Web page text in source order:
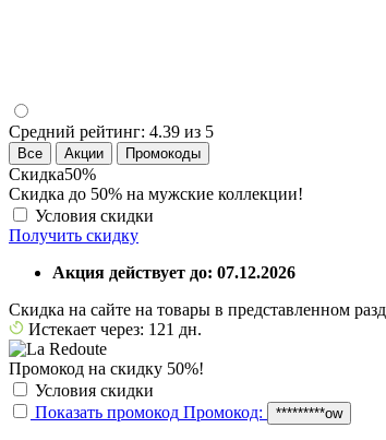
Средний рейтинг: 4.39 из 5
Все Акции Промокоды
Скидка50%
Скидка до 50% на мужские коллекции!
Условия скидки
Получить скидку
Акция действует до: 07.12.2026
Скидка на сайте на товары в представленном
Истекает через: 121 дн.
Промокод на скидку 50%!
Условия скидки
Показать промокод Промокод: *********ow